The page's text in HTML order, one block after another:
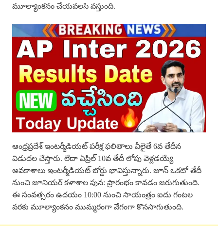
మూల్యాంకనం చేయవలసి వస్తుంది.
ఆంధ్రప్రదేశ్ ఇంటర్మీడియట్ పరీక్ష ఫలితాలు వీలైతే 6వ తేదీన
విడుదల చేస్తారు. లేదా ఏప్రిల్ 10వ తేదీ లోపు వెళ్లడయ్యే
అవకాశాలు ఇంటర్మీడియట్ బోర్డు భావిస్తున్నారు. జూన్ ఒకటో తేదీ
నుంచి జూనియర్ కళాశాల పున: ప్రారంభం కావడం జరుగుతుంది.
ఈ సంవత్సరం ఉదయం 10:00 నుంచి సాయంత్రం ఐదు గంటల
వరకు మూల్యాంకనం ముమ్మరంగా వేగంగా కొనసాగుతుంది.